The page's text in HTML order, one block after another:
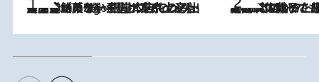
5 Hours Ago
【間違いのない王道・東京土産】資生堂パーラー 銀座本店でのみ出会える銘菓5選《極上プディング・濃厚チーズケーキ・ボンボンショコラほか》 2026.8.5
【阿川佐和子さんの年とる力】なぜ70代で始めた趣味は“こんなに楽しい”のか？ ピアノ、俳句…スランプに陥っても続けられる“ある秘訣”とは